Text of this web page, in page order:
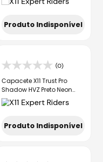
Produto Indisponível
(0)
Capacete X11 Trust Pro
Shadow HVZ Preto Neon
Fosco
Produto Indisponível